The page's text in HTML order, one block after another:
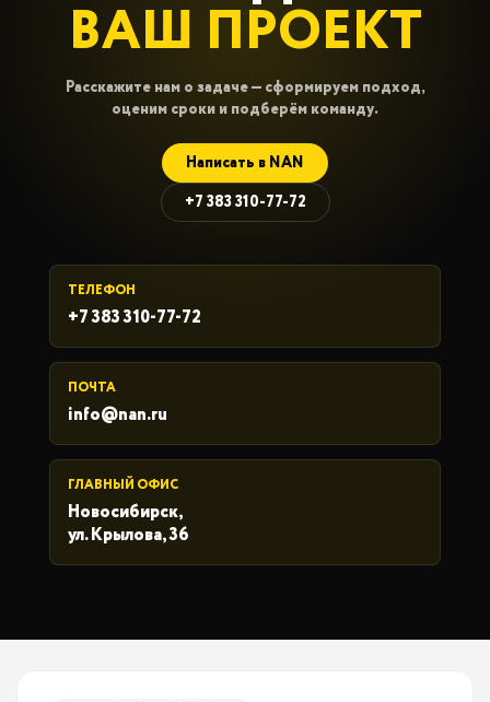
ВАШ ПРОЕКТ
Расскажите нам о задаче — сформируем подход,
оценим сроки и подберём команду.
Написать в NAN
+7 383 310-77-72
ТЕЛЕФОН
+7 383 310-77-72
ПОЧТА
info@nan.ru
ГЛАВНЫЙ ОФИС
Новосибирск,
ул. Крылова, 36